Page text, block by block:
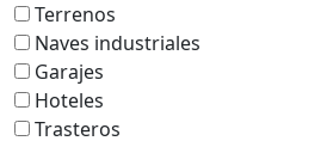
Terrenos
Naves industriales
Garajes
Hoteles
Trasteros